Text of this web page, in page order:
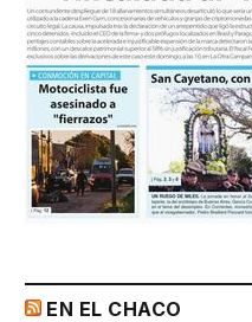
EN EL CHACO